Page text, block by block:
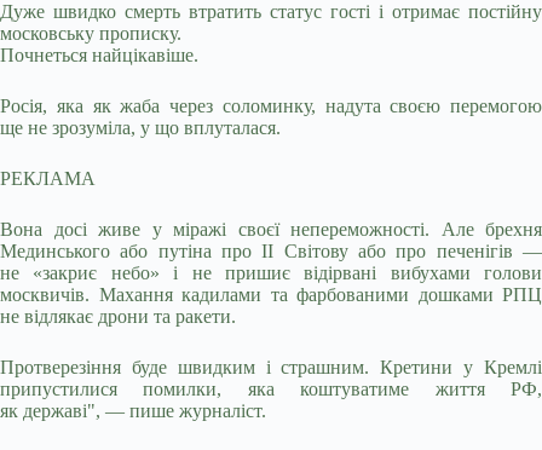
Дуже швидко смерть втратить статус гості і отримає постійну
московську прописку.
Почнеться найцікавіше.
Росія, яка як жаба через соломинку, надута своєю перемогою
ще не зрозуміла, у що вплуталася.
РЕКЛАМА
Вона досі живе у міражі своєї непереможності. Але брехня
Мединського або путіна про II Світову або про печенігів —
не «закриє небо» і не пришиє відірвані вибухами голови
москвичів. Махання кадилами та фарбованими дошками РПЦ
не відлякає дрони та ракети.
Протверезіння буде швидким і страшним. Кретини у Кремлі
припустилися помилки, яка коштуватиме життя РФ,
як державі", — пише журналіст.